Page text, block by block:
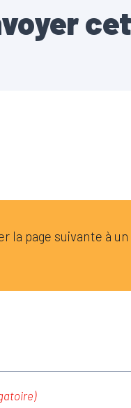
la page suivante à un